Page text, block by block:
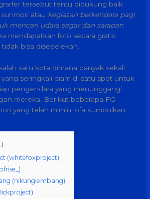
tersebut tentu didukung baik
atau kegiatan berkendara pagi
mencari udara segar dan sarapan
mendapatkan foto secara gratis
bisa disepelekan.
satu kota dimana banyak sekali
seringkali diam di satu spot untuk
pengendara yang menunggangi
mereka. Berikut beberapa FG
yang telah mimin lofa kumpulkan:
(whitefoxproject)
(nikunglembang)